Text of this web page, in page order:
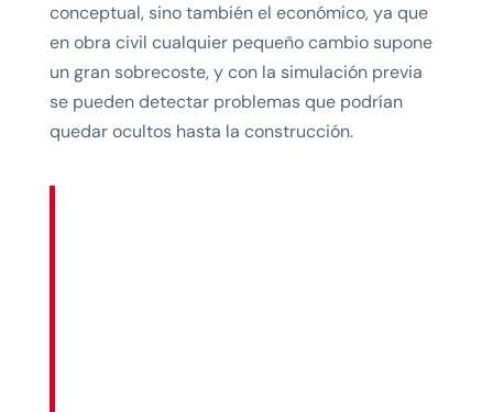
conceptual, sino también el económico, ya que
en obra civil cualquier pequeño cambio supone
un gran sobrecoste, y con la simulación previa
se pueden detectar problemas que podrían
quedar ocultos hasta la construcción.